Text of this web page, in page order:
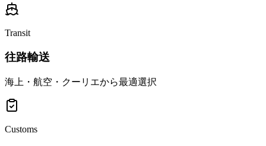
Transit
往路輸送
海上・航空・クーリエから最適選択
Customs